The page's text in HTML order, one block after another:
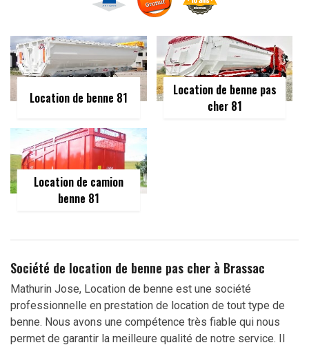
Location de benne 81
Location de benne pas
cher 81
Location de camion
benne 81
Société de location de benne pas cher à Brassac
Mathurin Jose, Location de benne est une société
professionnelle en prestation de location de tout type de
benne. Nous avons une compétence très fiable qui nous
permet de garantir la meilleure qualité de notre service. Il